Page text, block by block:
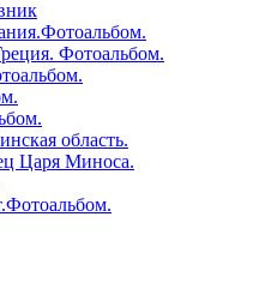
Фотоальбом.
область.
Царя Миноса.